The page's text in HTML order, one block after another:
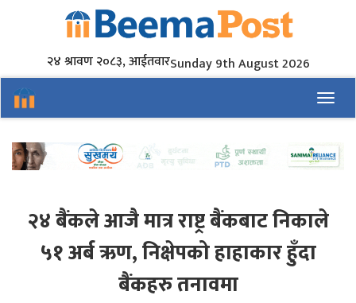
२४ श्रावण २०८३, आईतवारSunday 9th August 2026
२४ बैंकले आजै मात्र राष्ट्र बैंकबाट निकाले
५१ अर्ब ऋण, निक्षेपको हाहाकार हुँदा
बैंकहरु तनावमा